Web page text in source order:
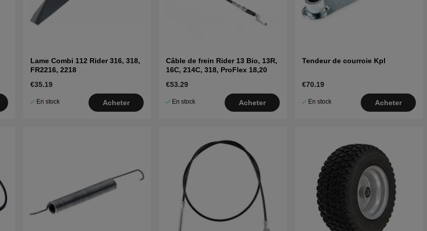
Lame Combi 112 Rider 316, 318,
FR2216, 2218
€35.19
En stock Acheter
Câble de frein Rider 13 Bio, 13R,
16C, 214C, 318, ProFlex 18,20
€53.29
En stock Acheter
Tendeur de courroie Kpl
€70.19
En stock Acheter